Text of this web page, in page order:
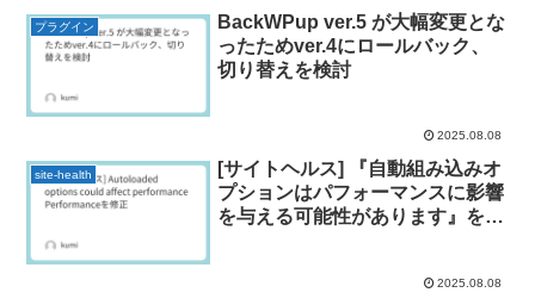
プラグイン
BackWPup ver.5 が大幅変更とな
ったためver.4にロールバック、
切り替えを検討
2025.08.08
site-health
[サイトヘルス] 『自動組み込みオ
プションはパフォーマンスに影響
を与える可能性があります』を修
2025.08.08